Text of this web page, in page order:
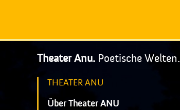
Theater Anu. Poetische Welten.
THEATER ANU
Über Theater ANU